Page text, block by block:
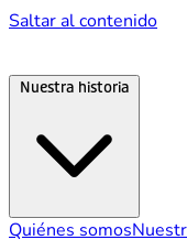
Saltar al contenido
Quiénes somos